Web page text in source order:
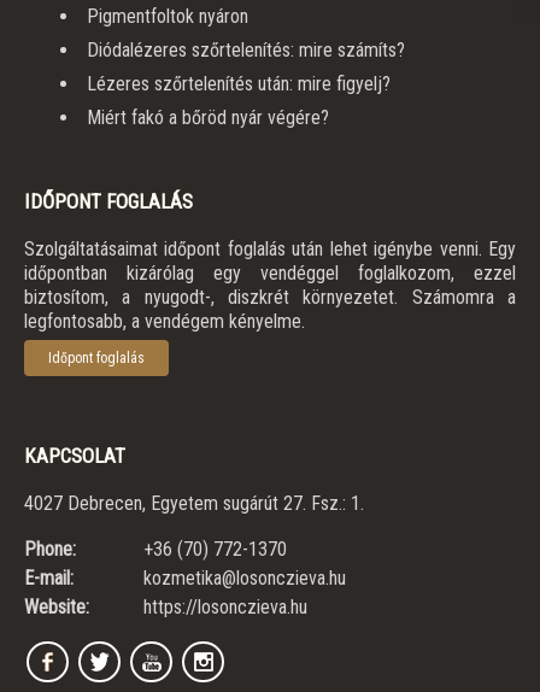
Pigmentfoltok nyáron
Diódalézeres szőrtelenítés: mire számíts?
Lézeres szőrtelenítés után: mire figyelj?
Miért fakó a bőröd nyár végére?
IDŐPONT FOGLALÁS
Szolgáltatásaimat időpont foglalás után lehet igénybe venni. Egy
időpontban kizárólag egy vendéggel foglalkozom, ezzel
biztosítom, a nyugodt-, diszkrét környezetet. Számomra a
legfontosabb, a vendégem kényelme.
Időpont foglalás
KAPCSOLAT
4027 Debrecen, Egyetem sugárút 27. Fsz.: 1.
Phone:
+36 (70) 772-1370
E-mail:
kozmetika@losonczieva.hu
Website:
https://losonczieva.hu